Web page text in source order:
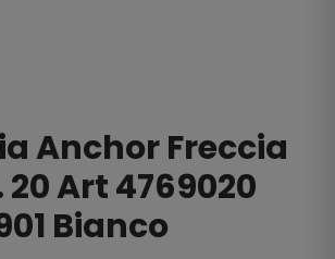
Anchor Freccia
20 Art 4769020
Bianco